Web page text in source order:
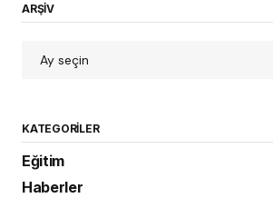
ARŞİV
KATEGORILER
Eğitim
Haberler